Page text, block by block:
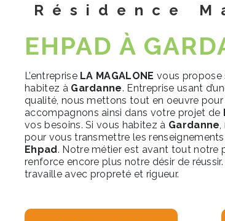
Résidence
EHPAD À
L’entreprise LA MAGALONE vous propose
habitez à Gardanne. Entreprise usant
qualité, nous mettons tout en oeuvre
accompagnons ainsi dans votre projet de
vos besoins. Si vous habitez à Gardanne,
pour vous transmettre les
Ehpad. Notre métier est avant tout notre
renforce encore plus notre désir de
travaille avec propreté et rigueur.